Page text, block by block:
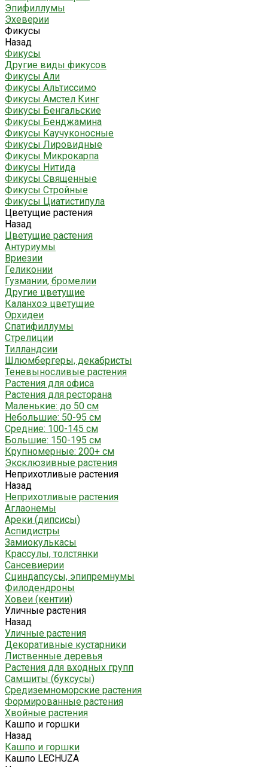
Эпифиллумы
Эхеверии
Фикусы
Назад
Фикусы
Другие виды фикусов
Фикусы Али
Фикусы Альтиссимо
Фикусы Амстел Кинг
Фикусы Бенгальские
Фикусы Бенджамина
Фикусы Каучуконосные
Фикусы Лировидные
Фикусы Микрокарпа
Фикусы Нитида
Фикусы Священные
Фикусы Стройные
Фикусы Циатистипула
Цветущие растения
Назад
Цветущие растения
Антуриумы
Вриезии
Геликонии
Гузмании, бромелии
Другие цветущие
Каланхоэ цветущие
Орхидеи
Спатифиллумы
Стрелиции
Тилландсии
Шлюмбергеры, декабристы
Теневыносливые растения
Растения для офиса
Растения для ресторана
Маленькие: до 50 см
Небольшие: 50-95 см
Средние: 100-145 см
Большие: 150-195 см
Крупномерные: 200+ см
Эксклюзивные растения
Неприхотливые растения
Назад
Неприхотливые растения
Аглаонемы
Ареки (дипсисы)
Аспидистры
Замиокулькасы
Крассулы, толстянки
Сансевиерии
Сциндапсусы, эпипремнумы
Филодендроны
Ховеи (кентии)
Уличные растения
Назад
Уличные растения
Декоративные кустарники
Лиственные деревья
Растения для входных групп
Самшиты (буксусы)
Средиземноморские растения
Формированные растения
Хвойные растения
Кашпо и горшки
Назад
Кашпо и горшки
Кашпо LECHUZA